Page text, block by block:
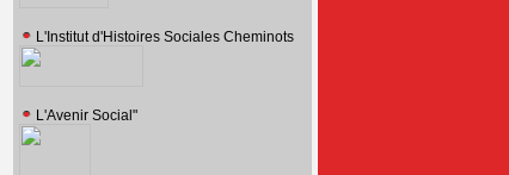
L'Institut d'Histoires Sociales Cheminots
L'Avenir Social"